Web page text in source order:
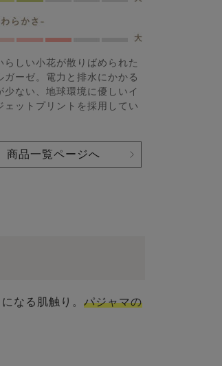
らしい小花が散りばめられた
ガーゼ。電力と排水にかかる
少ない、地球環境に優しいイ
ェットプリントを採用してい
商品一覧ページへ
なる肌触り。 パジャマの